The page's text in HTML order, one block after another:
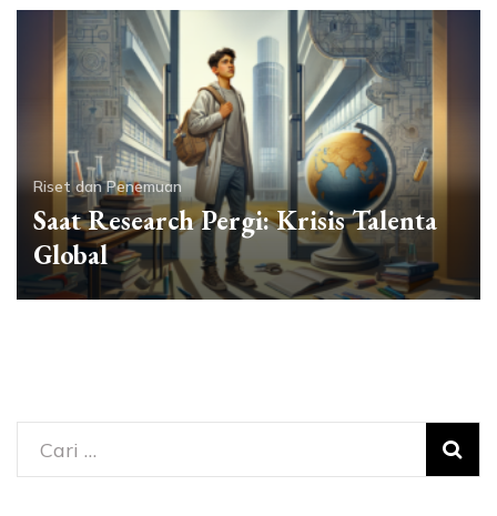
Riset dan Penemuan
Saat Research Pergi: Krisis Talenta
Global
Cari
untuk: